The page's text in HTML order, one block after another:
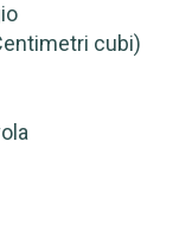
cubi)